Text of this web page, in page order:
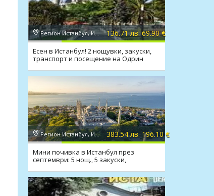
Регион Истанбул, Истанбул 136.71 лв. 69.90 €
Есен в Истанбул! 2 нощувки, закуски,
транспорт и посещение на Одрин
Регион Истанбул, Истанбул 383.54 лв. 196.10 €
Мини почивка в Истанбул през
септември: 5 нощ., 5 закуски,